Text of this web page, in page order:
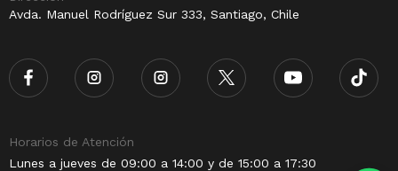
Avda. Manuel Rodríguez Sur 333, Santiago, Chile
Horarios de Atención
Lunes a jueves de 09:00 a 14:00 y de 15:00 a 17:30